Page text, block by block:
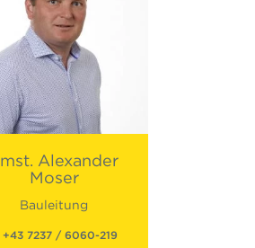
Alexander
Moser
Bauleitung
+43 7237 / 6060-219